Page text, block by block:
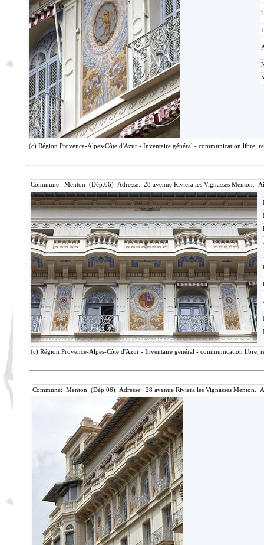
(c) Région Provence-Alpes-Côte d'Azur - Inventaire général - communication libre,
Commune: Menton (Dép.06) Adresse: 28 avenue Riviera les Vignasses Menton.
(c) Région Provence-Alpes-Côte d'Azur - Inventaire général - communication libre,
Commune: Menton (Dép.06) Adresse: 28 avenue Riviera les Vignasses Menton.